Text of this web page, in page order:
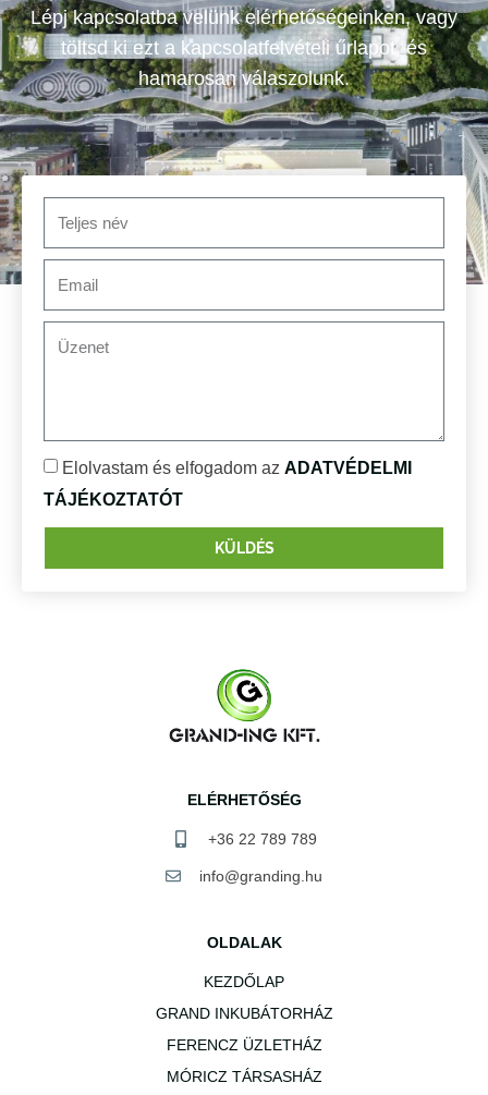
Lépj kapcsolatba velünk elérhetőségeinken, vagy
töltsd ki ezt a kapcsolatfelvételi űrlapot, és
hamarosan válaszolunk.
Elolvastam és elfogadom az ADATVÉDELMI
TÁJÉKOZTATÓT
KÜLDÉS
ELÉRHETŐSÉG
+36 22 789 789
info@granding.hu
OLDALAK
KEZDŐLAP
GRAND INKUBÁTORHÁZ
FERENCZ ÜZLETHÁZ
MÓRICZ TÁRSASHÁZ